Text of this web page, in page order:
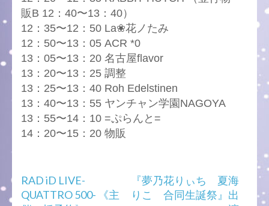
販B 12：40〜13：40）
12：35〜12：50 La❀花ノたみ
12：50〜13：05 ACR *0
13：05〜13：20 名古屋flavor
13：20〜13：25 調整
13：25〜13：40 Roh Edelstinen
13：40〜13：55 ヤンチャン学園NAGOYA
13：55〜14：10 =ぷらんと=
14：20〜15：20 物販
投
稿
RAD iD LIVE-
QUATTRO 500- 《主
『夢乃花りぃち 夏海
りこ 合同生誕祭』出